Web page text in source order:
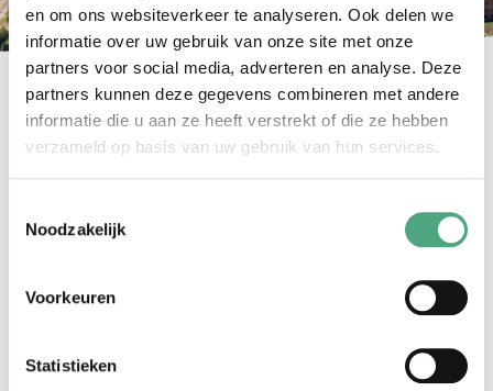
en om ons websiteverkeer te analyseren. Ook delen we
informatie over uw gebruik van onze site met onze
partners voor social media, adverteren en analyse. Deze
partners kunnen deze gegevens combineren met andere
informatie die u aan ze heeft verstrekt of die ze hebben
verzameld op basis van uw gebruik van hun services.
Noodzakelijk
Voorkeuren
Statistieken
Thijmstraat wordt